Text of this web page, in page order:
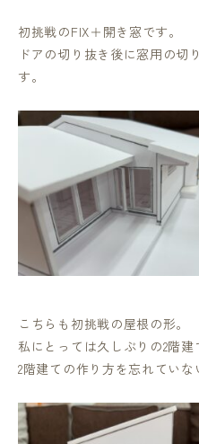
初挑戦のFIX＋開き窓です。
ドアの切り抜き後に窓用の切
す。
こちらも初挑戦の屋根の形。
私にとっては久しぶりの2階建
2階建ての作り方を忘れていな